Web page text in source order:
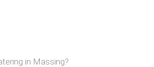
in Massing?